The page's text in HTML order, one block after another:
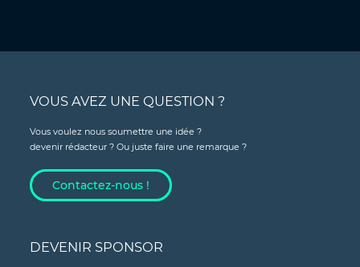
VOUS AVEZ UNE QUESTION ?
Vous voulez nous soumettre une idée ?
devenir rédacteur ? Ou juste faire une remarque ?
Contactez-nous !
DEVENIR SPONSOR